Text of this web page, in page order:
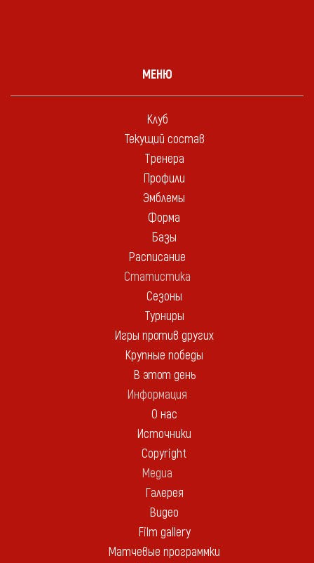
МЕНЮ
Клуб
Текущий состав
Тренера
Профили
Эмблемы
Форма
Базы
Расписание
Статистика
Сезоны
Турниры
Игры против других
Крупные победы
В этот день
Информация
О нас
Источники
Copyright
Медиа
Галерея
Видео
Film gallery
Матчевые программки